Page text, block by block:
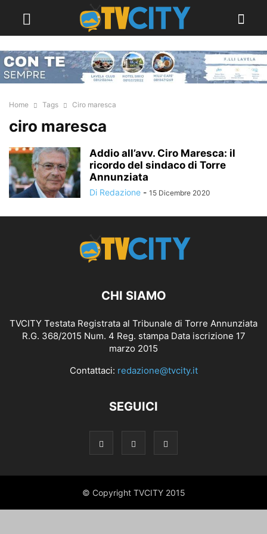
Home Tags Ciro maresca
ciro maresca
Addio all’avv. Ciro Maresca: il
ricordo del sindaco di Torre
Annunziata
Di Redazione - 15 Dicembre 2020
CHI SIAMO
TVCITY Testata Registrata al Tribunale di Torre Annunziata
R.G. 368/2015 Num. 4 Reg. stampa Data iscrizione 17
marzo 2015
Contattaci: redazione@tvcity.it
SEGUICI
© Copyright TVCITY 2015